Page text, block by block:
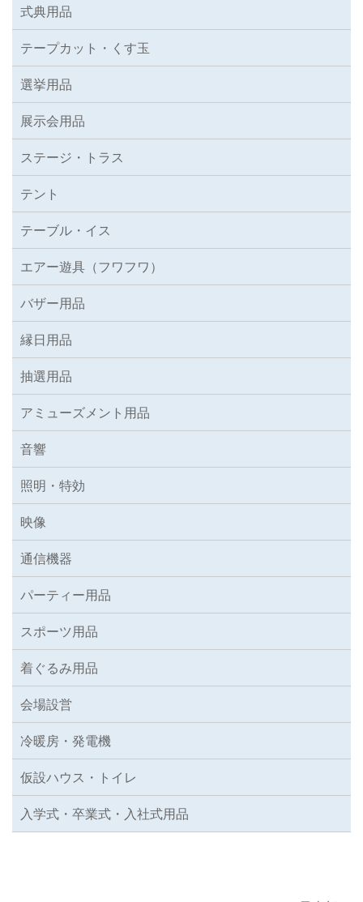
式典用品
テープカット・くす玉
選挙用品
展示会用品
ステージ・トラス
テント
テーブル・イス
エアー遊具（フワフワ）
バザー用品
縁日用品
抽選用品
アミューズメント用品
音響
照明・特効
映像
通信機器
パーティー用品
スポーツ用品
着ぐるみ用品
会場設営
冷暖房・発電機
仮設ハウス・トイレ
入学式・卒業式・入社式用品